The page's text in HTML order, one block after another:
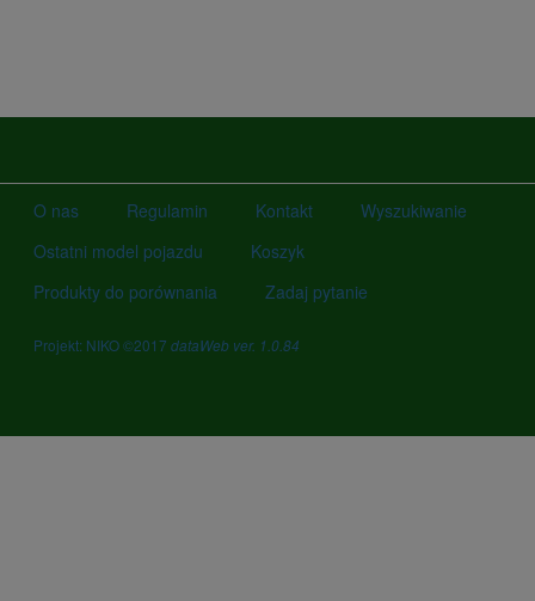
O nas Regulamin Kontakt
Wyszukiwanie
Ostatni model pojazdu
Koszyk
Produkty do porównania
Zadaj pytanie
Projekt: NIKO ©2017 dataWeb ver. 1.0.84